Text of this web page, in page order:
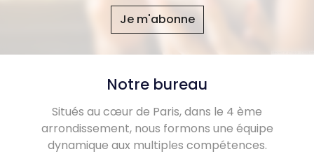
Je m'abonne
Notre bureau
Situés au cœur de Paris, dans le 4 ème
arrondissement, nous formons une équipe
dynamique aux multiples compétences.